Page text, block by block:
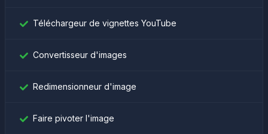
Téléchargeur de vignettes YouTube
Convertisseur d'images
Redimensionneur d'image
Faire pivoter l'image